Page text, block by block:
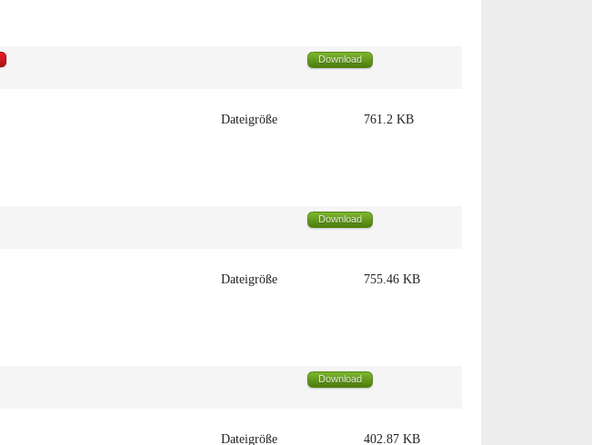
Download
Dateigröße 761.2 KB
Download
Dateigröße 755.46 KB
Download
Dateigröße 402.87 KB